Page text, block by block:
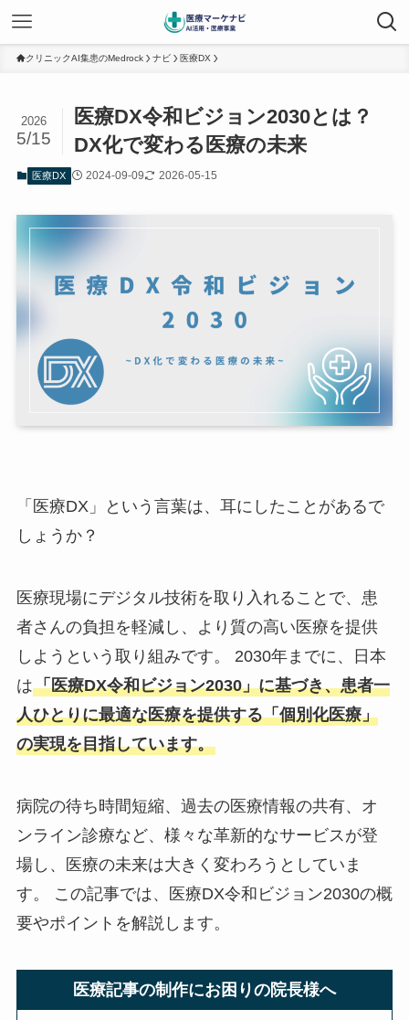
クリニックAI集患のMedrock ナビ 医療DX
医療DX令和ビジョン2030とは？
DX化で変わる医療の未来
2026
5/15
医療DX 2024-09-09 2026-05-15
「医療DX」という言葉は、耳にしたことがあるで
しょうか？
医療現場にデジタル技術を取り入れることで、患
者さんの負担を軽減し、より質の高い医療を提供
しようという取り組みです。 2030年までに、日本
は「医療DX令和ビジョン2030」に基づき、患者一
人ひとりに最適な医療を提供する「個別化医療」
の実現を目指しています。
病院の待ち時間短縮、過去の医療情報の共有、オ
ンライン診療など、様々な革新的なサービスが登
場し、医療の未来は大きく変わろうとしていま
す。 この記事では、医療DX令和ビジョン2030の概
要やポイントを解説します。
医療記事の制作にお困りの院長様へ